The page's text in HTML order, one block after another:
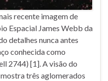
recente imagem de
Espacial James Webb da
detalhes nunca antes
conhecida como
2744) [1]. A visão do
três aglomerados